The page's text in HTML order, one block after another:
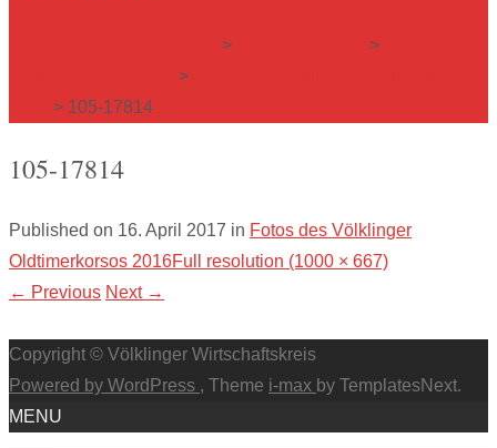
>
>
>
> 105-17814
105-17814
Published on 16. April 2017 in Fotos des Völklinger
Oldtimerkorsos 2016Full resolution (1000 × 667)
← Previous Next →
Copyright © Völklinger Wirtschaftskreis
Powered by WordPress , Theme i-max by TemplatesNext.
MENU